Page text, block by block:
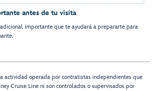
antes de tu visita
importante que te ayudará a prepararte para
actividad operada por contratistas independientes que
Cruise Line ni son controlados o supervisados por